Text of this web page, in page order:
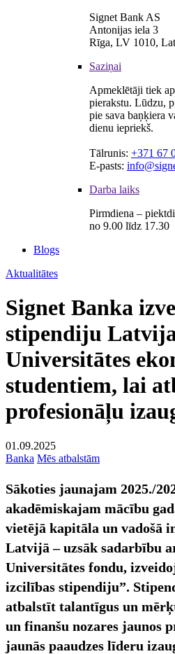
Signet Bank AS
Antonijas iela 3
Rīga, LV 1010,
Saziņai
Apmeklētāji tiek
pierakstu. Lūdzu,
pie sava baņķiera
dienu iepriekš.
Tālrunis: +371 67
E-pasts:
Darba laiks
Pirmdiena –
no 9.00 līdz 17.30
Blogs
Aktualitātes
Signet Banka
stipendiju
Universitātes
studentiem, lai
profesionāļu
01.09.2025
Banka Mēs atbalstām
Sākoties jaunajam 2025./
akadēmiskajam mācību
vietējā kapitāla un vadošā
Latvijā – uzsāk sadarbību
Universitātes fondu,
izcilības stipendiju”.
atbalstīt talantīgus un
un finanšu nozares jaunos
jaunās paaudzes līderu